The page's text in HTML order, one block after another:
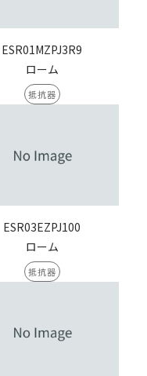
ESR01MZPJ3R9
ローム
抵抗器
ESR03EZPJ100
ローム
抵抗器